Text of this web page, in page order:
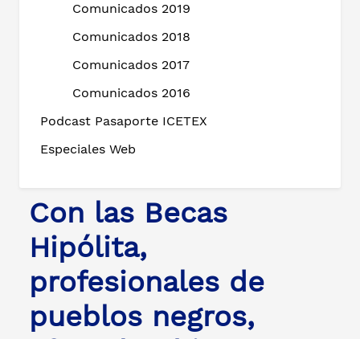
Comunicados 2019
Comunicados 2018
Comunicados 2017
Comunicados 2016
Podcast Pasaporte ICETEX
Especiales Web
Con las Becas
Hipólita,
profesionales de
pueblos negros,